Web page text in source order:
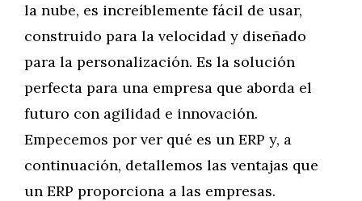
la nube, es increíblemente fácil de usar,
construido para la velocidad y diseñado
para la personalización. Es la solución
perfecta para una empresa que aborda el
futuro con agilidad e innovación.
Empecemos por ver qué es un ERP y, a
continuación, detallemos las ventajas que
un ERP proporciona a las empresas.